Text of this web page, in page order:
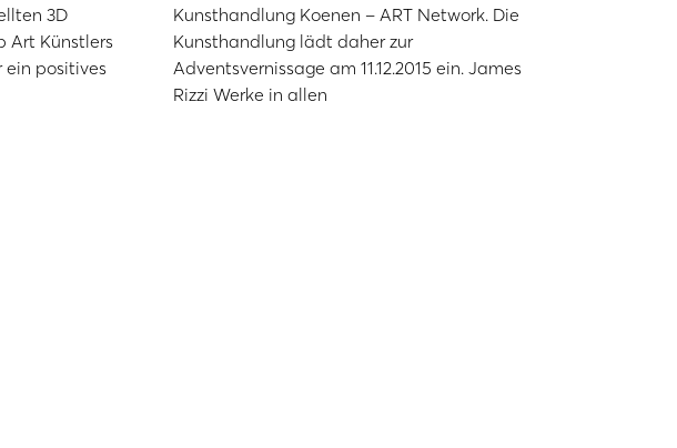
3D
Art Künstlers
ein positives
Kunsthandlung Koenen – ART Network. Die
Kunsthandlung lädt daher zur
Adventsvernissage am 11.12.2015 ein. James
Rizzi Werke in allen